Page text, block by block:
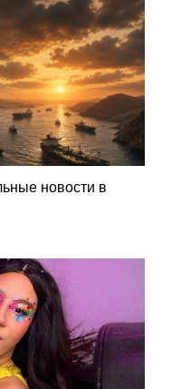
новости в